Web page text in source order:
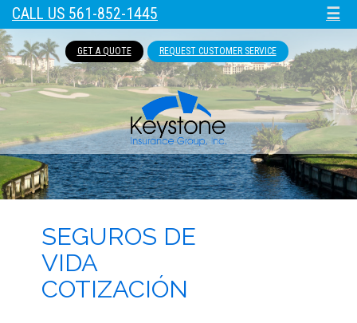
CALL US 561-852-1445 ☰
GET A QUOTE REQUEST CUSTOMER SERVICE
SEGUROS DE
VIDA
COTIZACIÓN